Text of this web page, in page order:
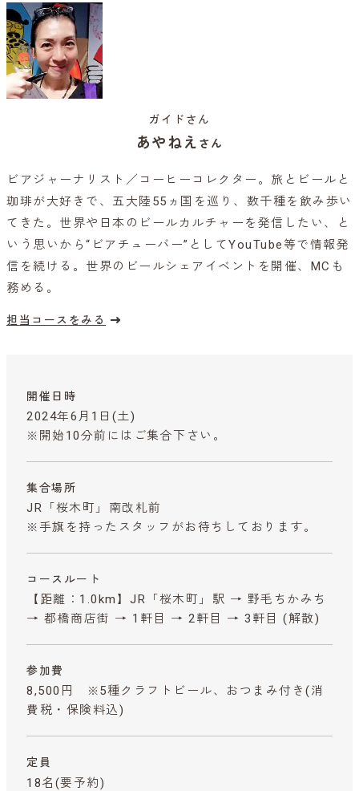
ガイドさん
あやねえ さん
ビアジャーナリスト／コーヒーコレクター。旅とビールと
珈琲が大好きで、五大陸55ヵ国を巡り、数千種を飲み歩い
てきた。世界や日本のビールカルチャーを発信したい、と
いう思いから“ビアチューバー”としてYouTube等で情報発
信を続ける。世界のビールシェアイベントを開催、MCも
務める。
担当コースをみる
開催日時
2024年6月1日(土)
※開始10分前にはご集合下さい。
集合場所
JR「桜木町」南改札前
※手旗を持ったスタッフがお待ちしております。
コースルート
【距離：1.0km】JR「桜木町」駅 → 野毛ちかみち
→ 都橋商店街 → 1軒目 → 2軒目 → 3軒目 (解散)
参加費
8,500円 ※5種クラフトビール、おつまみ付き (消
費税・保険料込)
定員
18名(要予約)